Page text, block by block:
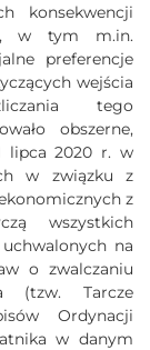
konsekwencji
w tym m.in.
preferencje
wejścia
tego
obszerne,
lipca 2020 r. w
w związku z
z
wszystkich
na
o zwalczaniu
(tzw. Tarcze
Ordynacji
w danym